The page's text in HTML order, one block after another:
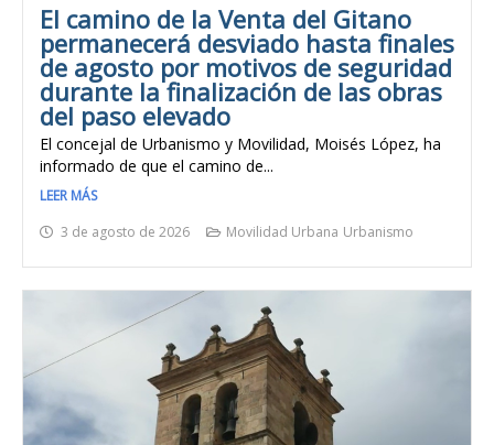
El camino de la Venta del Gitano
permanecerá desviado hasta finales
de agosto por motivos de seguridad
durante la finalización de las obras
del paso elevado
El concejal de Urbanismo y Movilidad, Moisés López, ha
informado de que el camino de...
LEER MÁS
3 de agosto de 2026
Movilidad Urbana Urbanismo